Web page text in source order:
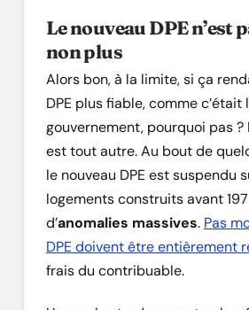
Le nouveau DPE n’est
non plus
Alors bon, à la limite, si ça
DPE plus fiable, comme c’était
gouvernement, pourquoi pas ?
est tout autre. Au bout de
le nouveau DPE est suspendu
logements construits avant
d’anomalies massives. Pas
DPE doivent être entièrement
frais du contribuable.